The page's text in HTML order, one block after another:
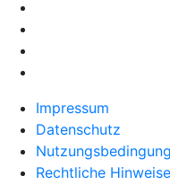
Impressum
Datenschutz
Rechtliche Hinweise